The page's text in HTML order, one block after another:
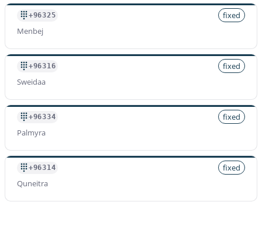
+96325
fixed
Menbej
+96316
fixed
Sweidaa
+96334
fixed
Palmyra
+96314
fixed
Quneitra